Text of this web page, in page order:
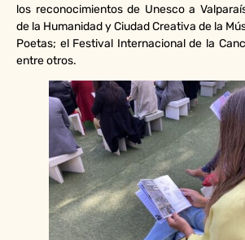
los reconocimientos de Unesco a
de la Humanidad y Ciudad Creativa de la
Poetas; el Festival Internacional de la
entre otros.